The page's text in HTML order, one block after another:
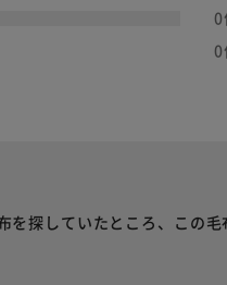
を探していたところ、この